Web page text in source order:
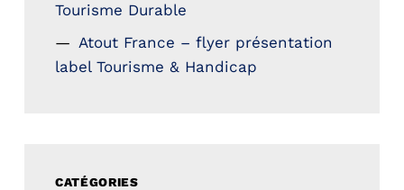
Tourisme Durable
Atout France – flyer présentation
label Tourisme & Handicap
CATÉGORIES